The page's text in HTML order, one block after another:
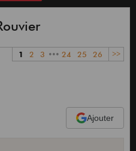
1 2 3 ••• 24 25 26 >>
Ajouter